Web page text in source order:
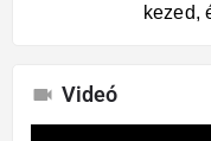
kezed,
Videó